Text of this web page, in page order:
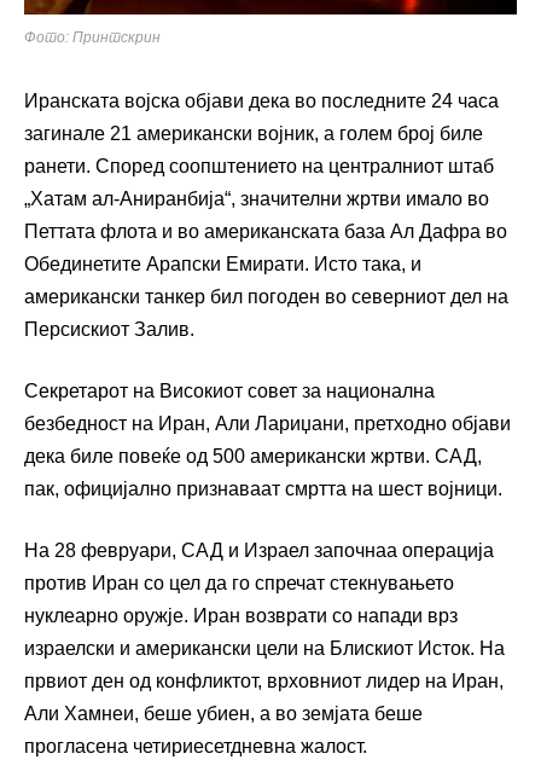
Фото: Принтскрин
Иранската војска објави дека во последните 24 часа
загинале 21 американски војник, а голем број биле
ранети. Според соопштението на централниот штаб
„Хатам ал-Аниранбија“, значителни жртви имало во
Петтата флота и во американската база Ал Дафра во
Обединетите Арапски Емирати. Исто така, и
американски танкер бил погоден во северниот дел на
Персискиот Залив.
Секретарот на Високиот совет за национална
безбедност на Иран, Али Лариџани, претходно објави
дека биле повеќе од 500 американски жртви. САД,
пак, официјално признаваат смртта на шест војници.
На 28 февруари, САД и Израел започнаа операција
против Иран со цел да го спречат стекнувањето
нуклеарно оружје. Иран возврати со напади врз
израелски и американски цели на Блискиот Исток. На
првиот ден од конфликтот, врховниот лидер на Иран,
Али Хамнеи, беше убиен, а во земјата беше
прогласена четириесетдневна жалост.